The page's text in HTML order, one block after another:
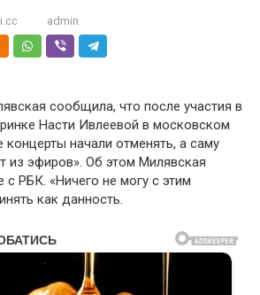
admin
сообщила, что после участия в
Насти Ивлеевой в московском
концерты начали отменять, а саму
из эфиров». Об этом Милявская
РБК. «Ничего не могу с этим
как данность.